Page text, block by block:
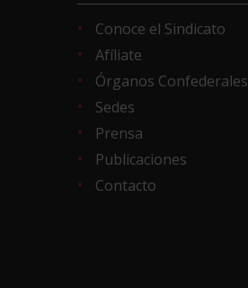
Conoce el Sindicato
Afíliate
Órganos Confederales
Sedes
Prensa
Publicaciones
Contacto